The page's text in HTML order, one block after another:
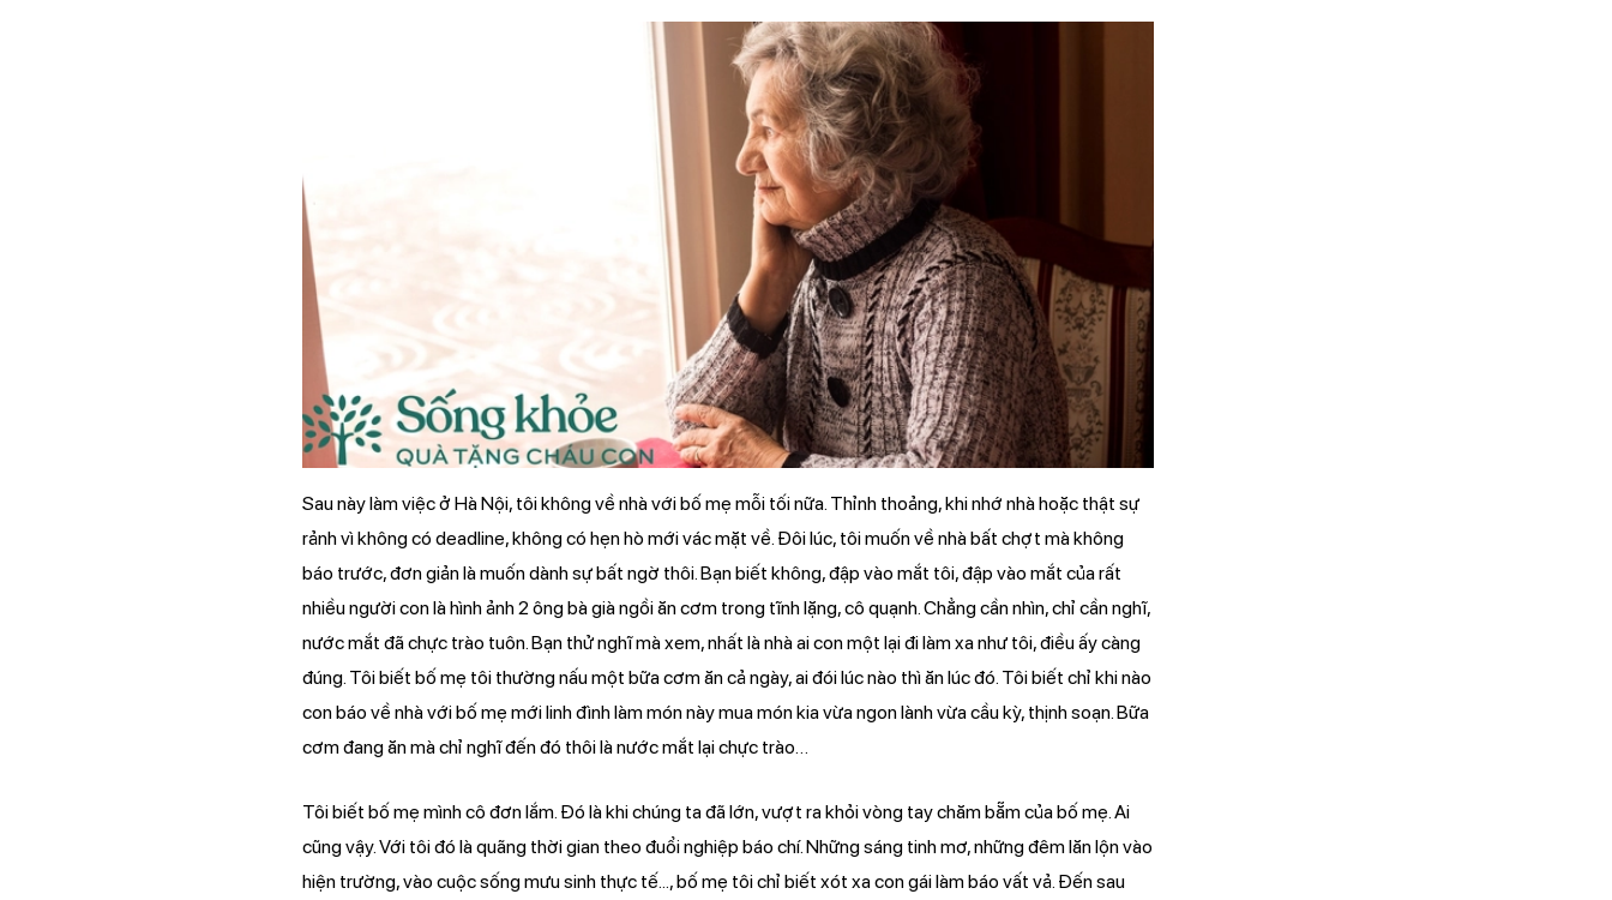
Sau này làm việc ở Hà Nội, tôi không về nhà với bố mẹ mỗi tối nữa. Thỉnh thoảng, khi nhớ nhà hoặc thật sự
rảnh vì không có deadline, không có hẹn hò mới vác mặt về. Đôi lúc, tôi muốn về nhà bất chợt mà không
báo trước, đơn giản là muốn dành sự bất ngờ thôi. Bạn biết không, đập vào mắt tôi, đập vào mắt của rất
nhiều người con là hình ảnh 2 ông bà già ngồi ăn cơm trong tĩnh lặng, cô quạnh. Chẳng cần nhìn, chỉ cần nghĩ,
nước mắt đã chực trào tuôn. Bạn thử nghĩ mà xem, nhất là nhà ai con một lại đi làm xa như tôi, điều ấy càng
đúng. Tôi biết bố mẹ tôi thường nấu một bữa cơm ăn cả ngày, ai đói lúc nào thì ăn lúc đó. Tôi biết chỉ khi nào
con báo về nhà với bố mẹ mới linh đình làm món này mua món kia vừa ngon lành vừa cầu kỳ, thịnh soạn. Bữa
cơm đang ăn mà chỉ nghĩ đến đó thôi là nước mắt lại chực trào…
Tôi biết bố mẹ mình cô đơn lắm. Đó là khi chúng ta đã lớn, vượt ra khỏi vòng tay chăm bẵm của bố mẹ. Ai
cũng vậy. Với tôi đó là quãng thời gian theo đuổi nghiệp báo chí. Những sáng tinh mơ, những đêm lăn lộn vào
hiện trường, vào cuộc sống mưu sinh thực tế..., bố mẹ tôi chỉ biết xót xa con gái làm báo vất vả. Đến sau